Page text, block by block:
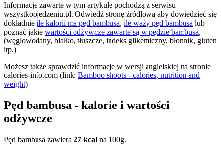
Informacje zawarte w tym artykule pochodzą z serwisu
wszystkoojedzeniu.pl. Odwiedź stronę źródłową aby dowiedzieć się
dokładnie ile kalorii ma pęd bambusa, ile waży pęd bambusa lub
poznać jakie wartości odżywcze zawarte są w pędzie bambusa,
(węglowodany, białko, tłuszcze, indeks glikemiczny, błonnik, gluten
itp.)
Możesz także sprawdzić informacje w wersji angielskiej na stronie
calories-info.com (link: Bamboo shoots - calories, nutrition and
weight)
Pęd bambusa - kalorie i wartości
odżywcze
Pęd bambusa zawiera 27 kcal na 100g.